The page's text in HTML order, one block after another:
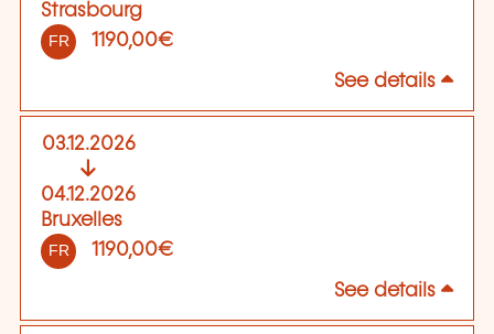
Strasbourg
FR 1190,00€
See details
03.12.2026
04.12.2026
Bruxelles
FR 1190,00€
See details